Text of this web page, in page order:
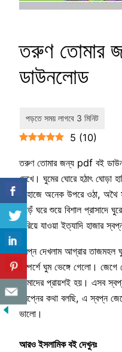
তরুণ তোমার
ডাউনলোড
5 (10)
তরুণ তোমার জন্য pdf বই
দেখে। ঘুমের ঘোরে হঠাৎ ঘোড়া
জাহাজে অনেক উপরে ওঠা, অথৈ
কুড়েঁ ঘরে শুয়ে বিশাল প্রাসাদে
হারিয়ে যাওয়া ইত্যাদি হাজার
স্বপ্ন দেখলাম আগ্রার তাজমহল
সম্পর্শে ঘুম ভেঙ্গে গেলো।
আমাদের প্রায়শই হয়। এসব
স্বপ্নের কথা বলছি, এ স্বপ্ন
ভালো।
আরও ইসলামিক বই দেখুনঃ